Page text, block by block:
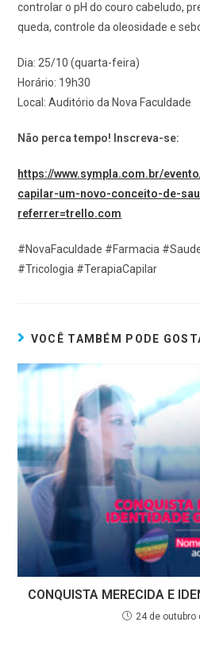
controlar o pH do couro cabeludo,
queda, controle da oleosidade e
Dia: 25/10 (quarta-feira)
Horário: 19h30
Local: Auditório da Nova Faculdade
Não perca tempo! Inscreva-se:
https://www.sympla.com.br/
capilar-um-novo-conceito-de-
referrer=trello.com
#NovaFaculdade #Farmacia
#Tricologia #TerapiaCapilar
VOCÊ TAMBÉM PODE
CONQUISTA MERECIDA E
24 de outubro